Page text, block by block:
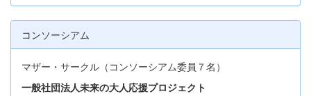
コンソーシアム
マザー・サークル（コンソーシアム委員７名）
一般社団法人未来の大人応援プロジェクト